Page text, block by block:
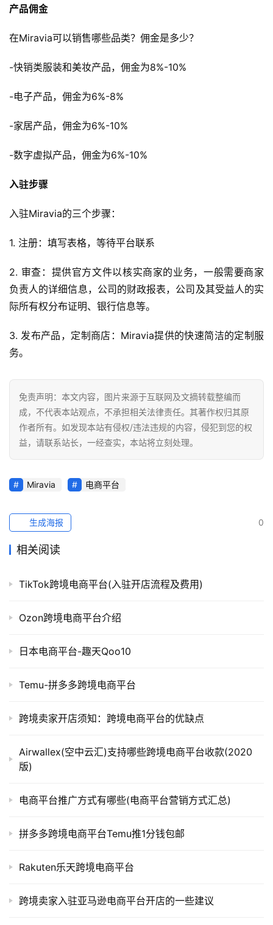
销
跨
导
产品佣金
在Miravia可以销售哪些品类？佣金是多少？
-快销类服装和美妆产品，佣金为8%-10%
-电子产品，佣金为6%-8%
-家居产品，佣金为6%-10%
-数字虚拟产品，佣金为6%-10%
入驻步骤
入驻Miravia的三个步骤：
1. 注册：填写表格，等待平台联系
2. 审查：提供官方文件以核实商家的业务，一般需要商家
负责人的详细信息，公司的财政报表，公司及其受益人的实
际所有权分布证明、银行信息等。
3. 发布产品，定制商店：Miravia提供的快速简洁的定制服
务。
免责声明：本文内容，图片来源于互联网及文摘转载整编而
成，不代表本站观点，不承担相关法律责任。其著作权归其原
作者所有。如发现本站有侵权/违法违规的内容，侵犯到您的权
益，请联系站长，一经查实，本站将立刻处理。
Miravia 电商平台
0
生成海报
相关阅读
TikTok跨境电商平台(入驻开店流程及费用)
Ozon跨境电商平台介绍
日本电商平台-趣天Qoo10
Temu-拼多多跨境电商平台
跨境卖家开店须知：跨境电商平台的优缺点
Airwallex(空中云汇)支持哪些跨境电商平台收款(2020
版)
电商平台推广方式有哪些(电商平台营销方式汇总)
拼多多跨境电商平台Temu推1分钱包邮
Rakuten乐天跨境电商平台
跨境卖家入驻亚马逊电商平台开店的一些建议